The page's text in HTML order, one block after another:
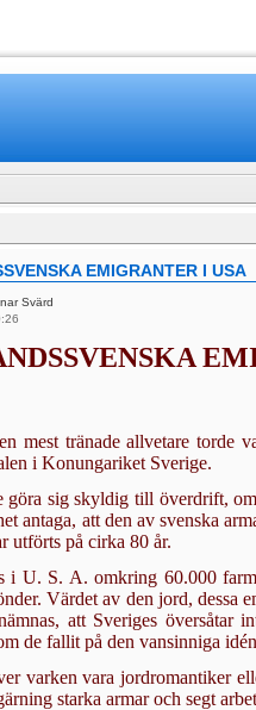
EMIGRANTER I USA
Svärd
mest tränade allvetare torde
i Konungariket Sverige.
göra sig skyldig till överdrift,
antaga, att den av svenska
utförts på cirka 80 år.
i U. S. A. omkring 60.000
Värdet av den jord,
att Sveriges översåtar
de fallit på den vansinniga
varken vara jordromantiker
starka armar och segt